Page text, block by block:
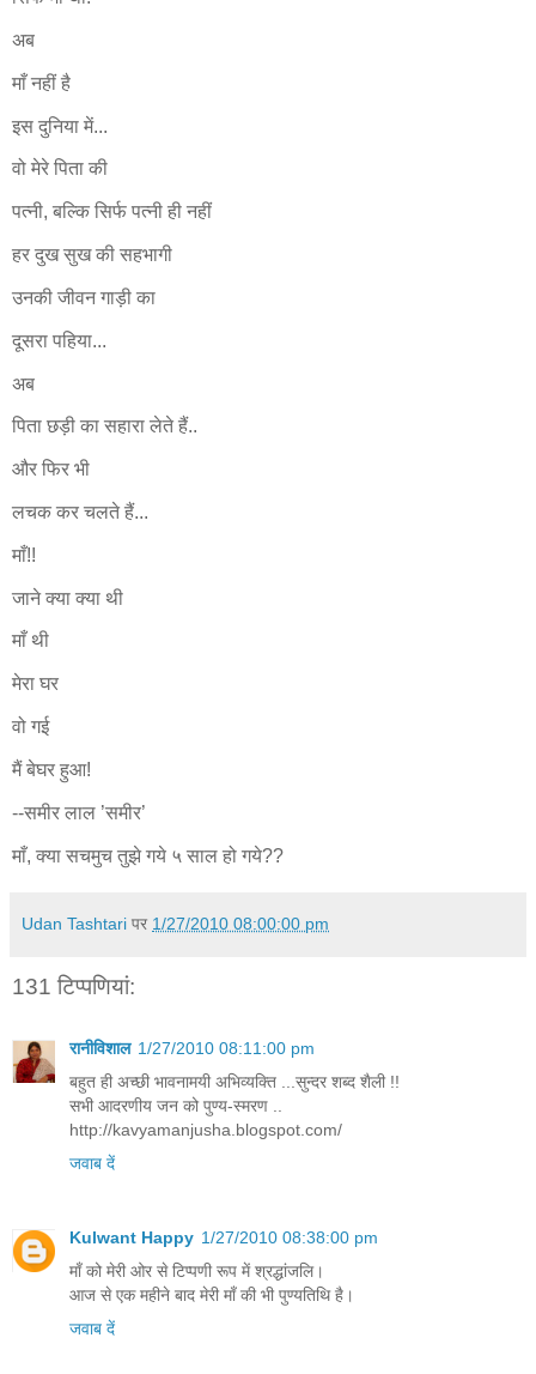
अब
माँ नहीं है
इस दुनिया में...
वो मेरे पिता की
पत्‍नी, बल्कि सिर्फ पत्‍नी ही नहीं
हर दुख सुख की सहभागी
उनकी जीवन गाड़ी का
दूसरा पहिया...
अब
पिता छड़ी का सहारा लेते हैं..
और फिर भी
लचक कर चलते हैं...
माँ!!
जाने क्या क्या थी
माँ थी
मेरा घर
वो गई
मैं बेघर हुआ!
--समीर लाल ’समीर’
माँ, क्या सचमुच तुझे गये ५ साल हो गये??
Udan Tashtari पर 1/27/2010 08:00:00 pm
131 टिप्‍पणियां:
रानीविशाल 1/27/2010 08:11:00 pm
बहुत ही अच्छी भावनामयी अभिव्यक्ति ...सुन्दर शब्द शैली !!
सभी आदरणीय जन को पुण्य-स्मरण ..
http://kavyamanjusha.blogspot.com/
जवाब दें
Kulwant Happy 1/27/2010 08:38:00 pm
माँ को मेरी ओर से टिप्पणी रूप में श्रद्धांजलि।
आज से एक महीने बाद मेरी माँ की भी पुण्यतिथि है।
जवाब दें